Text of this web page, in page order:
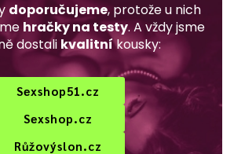
doporučujeme, protože u nich
hračky na testy. A vždy jsme
dostali kvalitníkousky:
Sexshop51.cz
Sexshop.cz
Růžovýslon.cz